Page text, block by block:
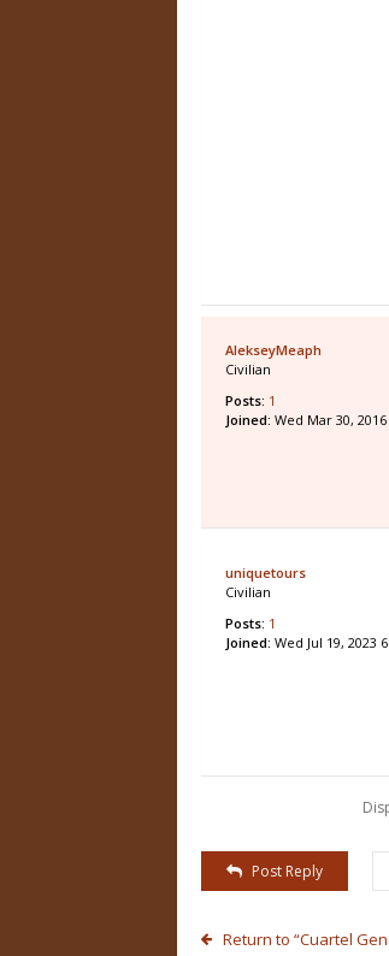
AlekseyMeaph
Civilian
Posts: 1
Joined: Wed Mar 30,
uniquetours
Civilian
Posts: 1
Joined: Wed Jul 19, 2023
Post Reply
Return to “Cuartel